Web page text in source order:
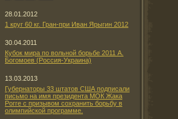
28.01.2012
1 круг 60 кг. Гран-при Иван Ярыгин 2012
30.04.2011
Кубок мира по вольной борьбе 2011 А.
Богомоев (Россия-Украина)
13.03.2013
Губернаторы 33 штатов США подписали
письмо на имя президента МОК Жака
Рогге с призывом сохранить борьбу в
олимпийской программе.